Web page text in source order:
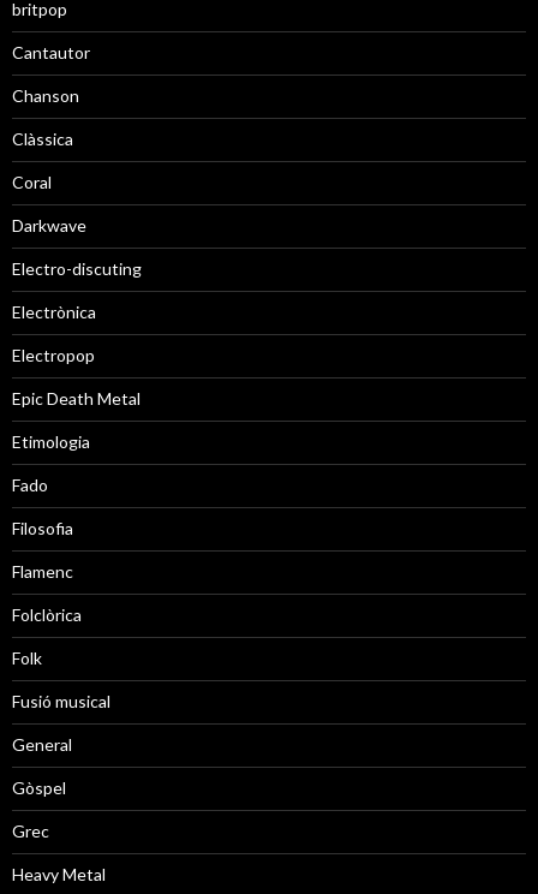
britpop
Cantautor
Chanson
Clàssica
Coral
Darkwave
Electro-discuting
Electrònica
Electropop
Epic Death Metal
Etimologia
Fado
Filosofia
Flamenc
Folclòrica
Folk
Fusió musical
General
Gòspel
Grec
Heavy Metal